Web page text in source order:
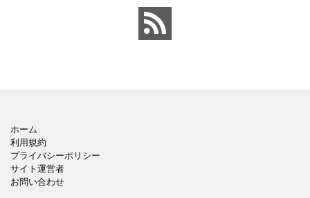
ホーム
利用規約
プライバシーポリシー
サイト運営者
お問い合わせ